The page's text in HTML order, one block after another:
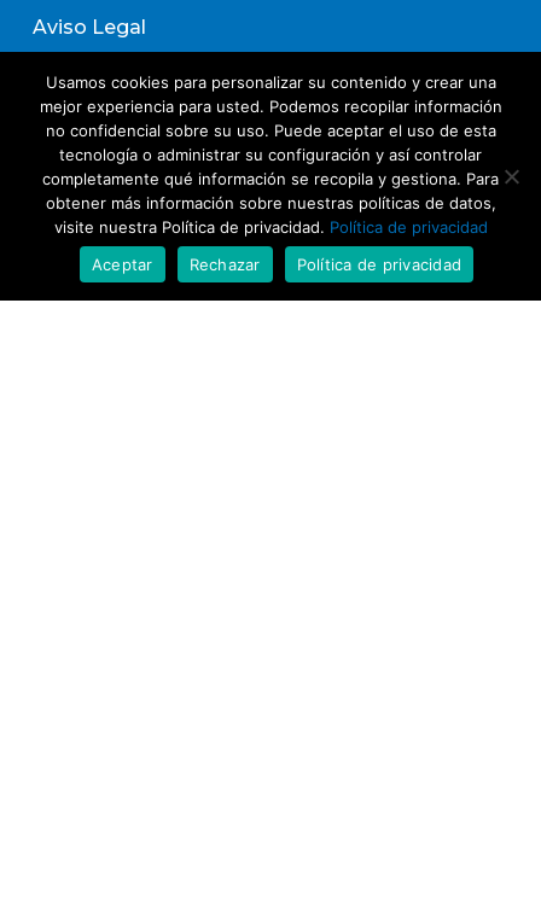
Aviso Legal
Política de Transparencia
Política de Evaluación de Proveedores
Suscribirse a nuestro boletín de actividades
Usamos cookies para personalizar su contenido y crear una
mejor experiencia para usted. Podemos recopilar información
no confidencial sobre su uso. Puede aceptar el uso de esta
tecnología o administrar su configuración y así controlar
completamente qué información se recopila y gestiona. Para
obtener más información sobre nuestras políticas de datos,
visite nuestra Política de privacidad. Política de privacidad
Aceptar
Rechazar Política de privacidad